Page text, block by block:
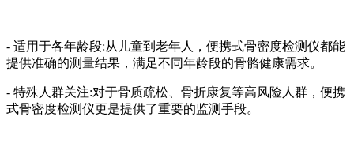
- 适用于各年龄段:从儿童到老年人，便携式骨密度检测仪都能
提供准确的测量结果，满足不同年龄段的骨骼健康需求。
- 特殊人群关注:对于骨质疏松、骨折康复等高风险人群，便携
式骨密度检测仪更是提供了重要的监测手段。